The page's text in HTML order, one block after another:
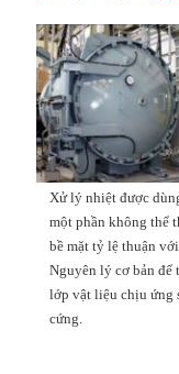
Xử lý nhiệt được
một phần không thể
bề mặt tỷ lệ thuận
Nguyên lý cơ bản để
lớp vật liệu chịu ứng
cứng.